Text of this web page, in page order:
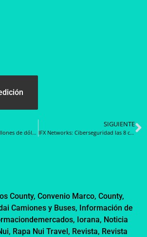
CGCE: Más de us$28 Millones de dólares en compras, se detectó en un Estudio al actual Convenio Marco de Computadores
SIGUIENTE
IFX Networks: Ciberseguridad las 8 claves para proteger tu empresa
County, Convenio Marco, County,
Camiones y Buses, Información de
, Iorana, Noticia
, Rapa Nui Travel , Revista, Revista